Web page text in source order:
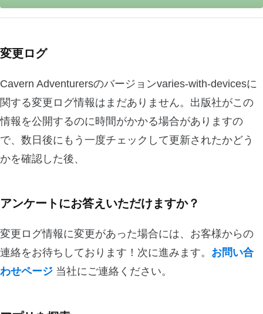
変更ログ
Cavern Adventurersのバージョンvaries-with-devicesに
関する変更ログ情報はまだありません。出版社がこの
情報を公開するのに時間がかかる場合がありますの
で、数日後にもう一度チェックして更新されたかどう
かを確認した後、
アンケートにお答えいただけますか？
変更ログ情報に変更があった場合には、お客様からの
連絡をお待ちしております！次に進みます。 お問い合
わせページ 当社にご連絡ください。